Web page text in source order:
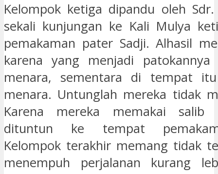
Kelompok ketiga dipandu oleh
sekali kunjungan ke Kali Mulya
pemakaman pater Sadji. Alhasil
karena yang menjadi patokannya
menara, sementara di tempat
menara. Untunglah mereka tidak
Karena mereka memakai salib
dituntun ke tempat
Kelompok terakhir memang tidak
menempuh perjalanan kurang